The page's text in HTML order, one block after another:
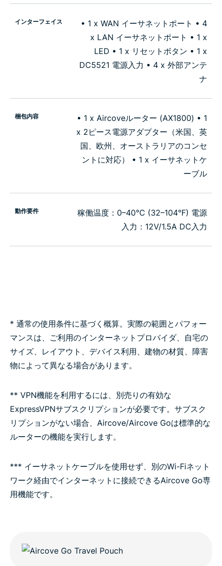
インターフェイス
• 1 x WAN イーサネットポート • 4
x LAN イーサネットポート • 1 x
LED • 1 x リセットボタン • 1 x
DC5521 電源入力 • 4 x 外部アンテ
ナ
梱包内容
• 1 x Aircoveルーター (AX1800) • 1
x 2ピース電源アダプター（米国、英
国、欧州、オーストラリアのコンセ
ントに対応） • 1 x イーサネットケ
ーブル
動作要件
稼働温度：0–40°C (32–104°F) 電源
入力：12V/1.5A DC入力
* 通常の使用条件に基づく概算。実際の範囲とパフォー
マンスは、ご利用のインターネットプロバイダ、自宅の
サイズ、レイアウト、デバイス利用、建物の材質、障害
物によって異なる場合があります。
** VPN機能を利用するには、別売りの有効な
ExpressVPNサブスクリプションが必要です。サブスク
リプションがない場合、Aircove/Aircove Goは標準的な
ルーターの機能を実行します。
*** イーサネットケーブルを使用せず、別のWi-Fiネット
ワーク経由でインターネットに接続できるAircove Go専
用機能です。